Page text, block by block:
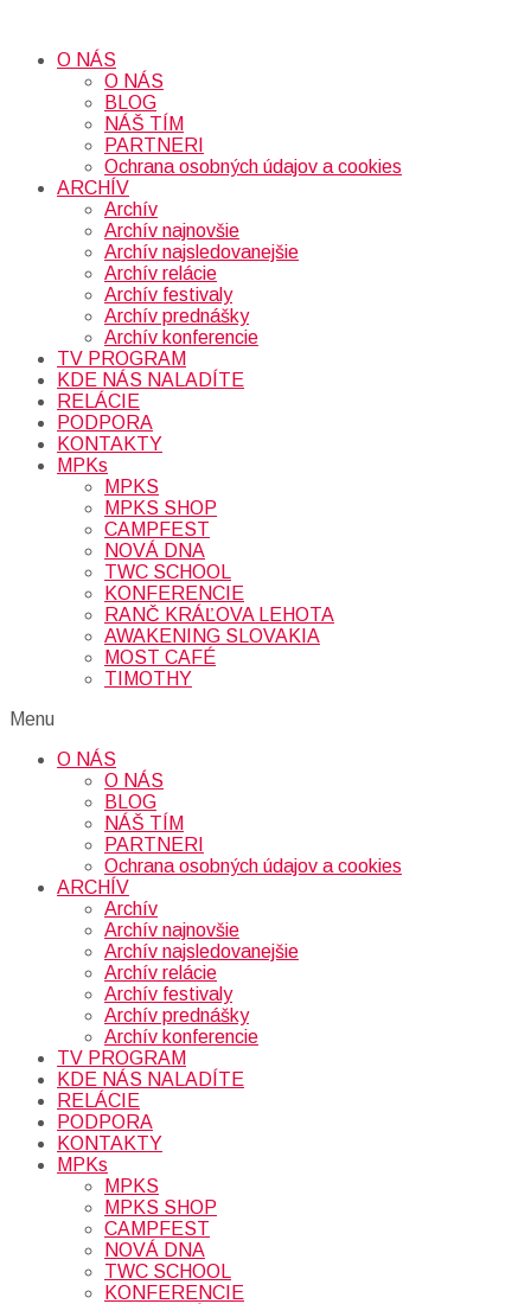
O NÁS
O NÁS
BLOG
NÁŠ TÍM
PARTNERI
Ochrana osobných údajov a cookies
ARCHÍV
Archív
Archív najnovšie
Archív najsledovanejšie
Archív relácie
Archív festivaly
Archív prednášky
Archív konferencie
TV PROGRAM
KDE NÁS NALADÍTE
RELÁCIE
PODPORA
KONTAKTY
MPKs
MPKS
MPKS SHOP
CAMPFEST
NOVÁ DNA
TWC SCHOOL
KONFERENCIE
RANČ KRÁĽOVA LEHOTA
AWAKENING SLOVAKIA
MOST CAFÉ
TIMOTHY
Menu
O NÁS
O NÁS
BLOG
NÁŠ TÍM
PARTNERI
Ochrana osobných údajov a cookies
ARCHÍV
Archív
Archív najnovšie
Archív najsledovanejšie
Archív relácie
Archív festivaly
Archív prednášky
Archív konferencie
TV PROGRAM
KDE NÁS NALADÍTE
RELÁCIE
PODPORA
KONTAKTY
MPKs
MPKS
MPKS SHOP
CAMPFEST
NOVÁ DNA
TWC SCHOOL
KONFERENCIE